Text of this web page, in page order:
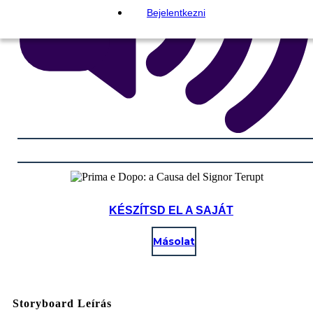
Bejelentkezni
KÉSZÍTSD EL A SAJÁT
Másolat
Storyboard Leírás